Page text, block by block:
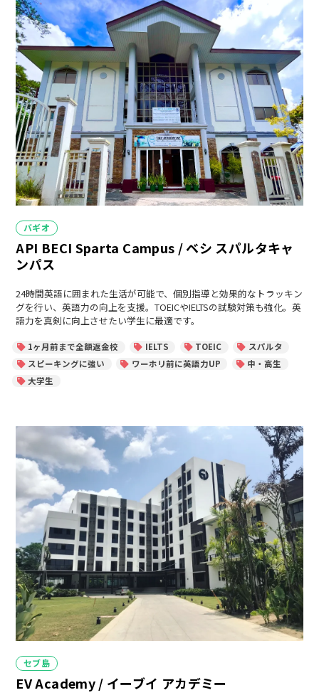
カ
テ
ゴ
リ
ー
バギオ
API BECI Sparta Campus / ベシ スパルタキャ
ンパス
24時間英語に囲まれた生活が可能で、個別指導と効果的なトラッキン
グを行い、英語力の向上を支援。TOEICやIELTSの試験対策も強化。英
語力を真剣に向上させたい学生に最適です。
1ヶ月前まで全額返金校 IELTS TOEIC
スパルタ
スピーキングに強い
ワーホリ前に英語力UP
中・高生
大学生
カ
テ
ゴ
セブ島
EV Academy / イーブイ アカデミー